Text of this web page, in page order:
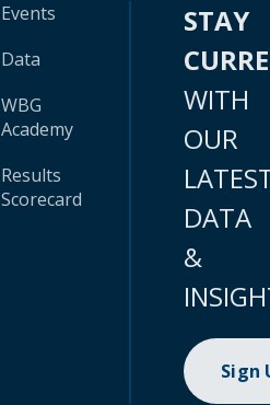
Events
Data
WBG
Academy
Results
Scorecard
STAY
WITH
OUR
DATA
&
Sign